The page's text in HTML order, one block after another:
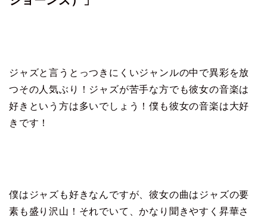
ジャズと言うとっつきにくいジャンルの中で異彩を放
つその人気ぶり！ジャズが苦手な方でも彼女の音楽は
好きという方は多いでしょう！僕も彼女の音楽は大好
きです！
僕はジャズも好きなんですが、彼女の曲はジャズの要
素も盛り沢山！それでいて、かなり聞きやすく昇華さ